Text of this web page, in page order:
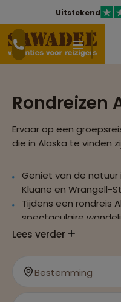
Uitstekend
Rondreizen
Ervaar op een
die in Alaska te vinden
Geniet van de natuur
Kluane en Wrangell-
Tijdens een rondreis
spectaculaire
Spot talrijke wilde
Lees verder
Bestemming